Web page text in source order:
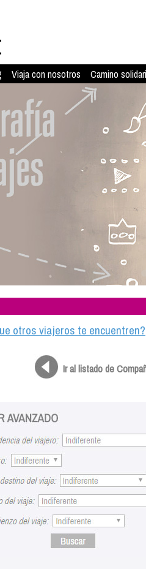
Viaja con nosotros Camino
otros viajeros te encuentren?
Ir al listado de